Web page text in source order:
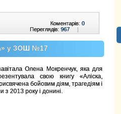
Коментарів: 0
Переглядів: 967 |
у ЗОШ №17
Олена Мокренчук, яка для
свою книгу «Аліска,
бойовим діям, трагедіям і
з 2013 року і донині.